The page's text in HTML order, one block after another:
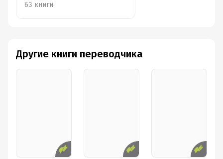
63 книги
Другие книги переводчика